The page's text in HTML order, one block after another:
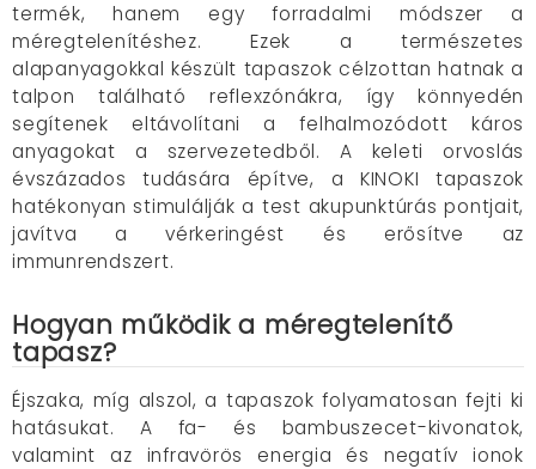
termék, hanem egy forradalmi módszer a
méregtelenítéshez. Ezek a természetes
alapanyagokkal készült tapaszok célzottan hatnak a
talpon található reflexzónákra, így könnyedén
segítenek eltávolítani a felhalmozódott káros
anyagokat a szervezetedből. A keleti orvoslás
évszázados tudására építve, a KINOKI tapaszok
hatékonyan stimulálják a test akupunktúrás pontjait,
javítva a vérkeringést és erősítve az
immunrendszert.
Hogyan működik a méregtelenítő
tapasz?
Éjszaka, míg alszol, a tapaszok folyamatosan fejti ki
hatásukat. A fa- és bambuszecet-kivonatok,
valamint az infravörös energia és negatív ionok